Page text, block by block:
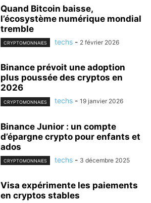
Quand Bitcoin baisse,
l’écosystème numérique mondial
tremble
CRYPTOMONNAIES techs - 2 février 2026
Binance prévoit une adoption
plus poussée des cryptos en
2026
CRYPTOMONNAIES techs - 19 janvier 2026
Binance Junior : un compte
d’épargne crypto pour enfants et
ados
CRYPTOMONNAIES techs - 3 décembre 2025
Visa expérimente les paiements
en cryptos stables